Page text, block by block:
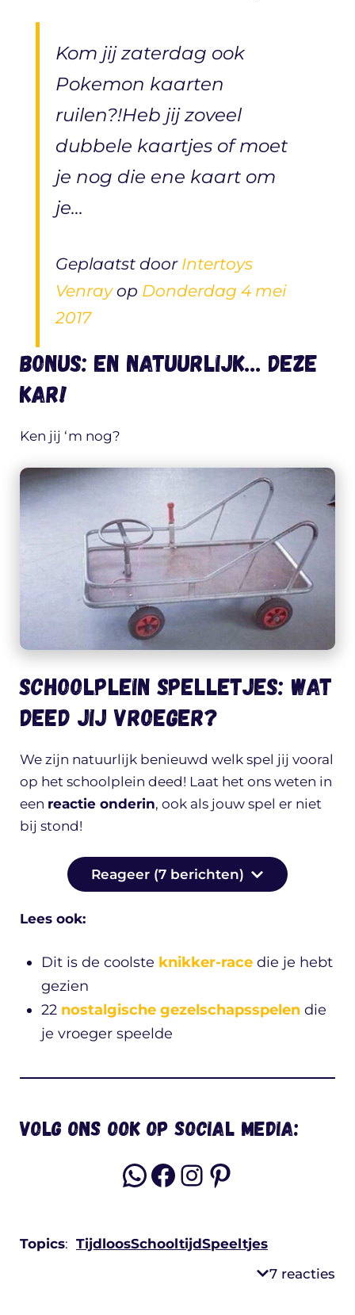
Kom jij zaterdag ook
Pokemon kaarten
ruilen?!Heb jij zoveel
dubbele kaartjes of moet
je nog die ene kaart om
je…
Geplaatst door Intertoys
Venrayop Donderdag 4 mei
2017
Bonus: en natuurlijk… deze
kar!
Ken jij ‘m nog?
Schoolplein spelletjes: wat
deed jij vroeger?
We zijn natuurlijk benieuwd welk spel jij vooral
op het schoolplein deed! Laat het ons weten in
een reactie onderin, ook als jouw spel er niet
bij stond!
Reageer (7 berichten)
Lees ook:
Dit is de coolste knikker-race die je hebt
gezien
22 nostalgische gezelschapsspelen die
je vroeger speelde
Volg ons ook op social media:
WhatsApp
Facebook
Instagram
Pinterest
Topics: TijdloosSchooltijdSpeeltjes
7 reacties